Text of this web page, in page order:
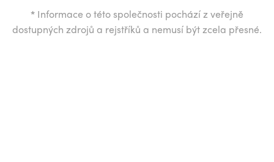
* Informace o této společnosti pochází z veřejně
dostupných zdrojů a rejstříků a nemusí být zcela přesné.